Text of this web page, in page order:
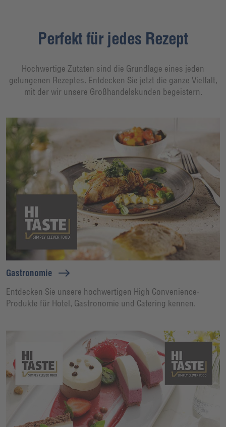
Perfekt für jedes Rezept
Hochwertige Zutaten sind die Grundlage eines jeden
gelungenen Rezeptes. Entdecken Sie jetzt die ganze Vielfalt,
mit der wir unsere Großhandelskunden begeistern.
Gastronomie
Entdecken Sie unsere hochwertigen High Convenience-
Produkte für Hotel, Gastronomie und Catering kennen.